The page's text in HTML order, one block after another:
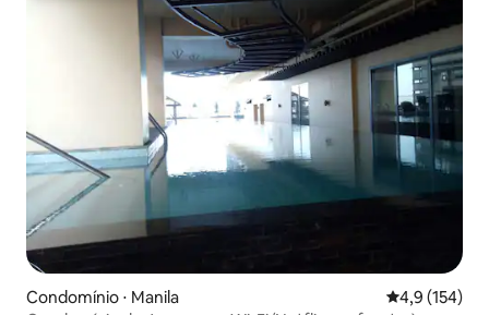
Condomínio ⋅ Manila 4,9 de uma
4,9 (154)